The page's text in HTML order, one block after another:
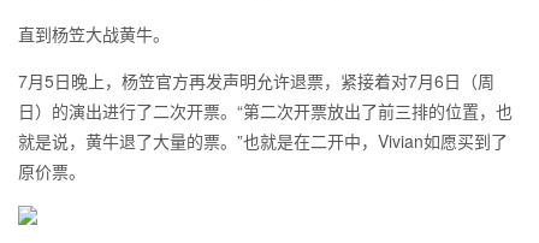
直到杨笠大战黄牛。
7月5日晚上，杨笠官方再发声明允许退票，紧接着对7月6日（周
日）的演出进行了二次开票。“第二次开票放出了前三排的位置，也
就是说，黄牛退了大量的票。”也就是在二开中，Vivian如愿买到了
原价票。